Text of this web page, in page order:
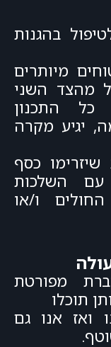
בהגנות
מיותרים
מהצד השני
התכנון
יגיע מקרה
שיזרימו כסף
עם השלכות
ו/או
מפורטת
תוכלו
ואז אנו גם